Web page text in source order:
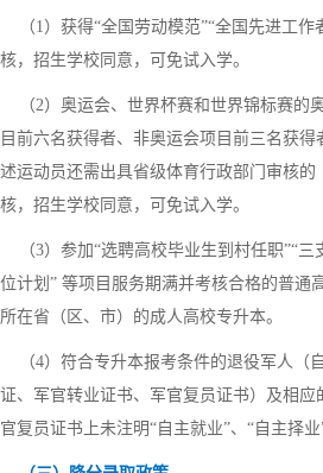
（1）获得“全国劳动模范”“全国先进工作
核，招生学校同意，可免试入学。
（2）奥运会、世界杯赛和世界锦标赛的
目前六名获得者、非奥运会项目前三名获
述运动员还需出具省级体育行政部门审核
核，招生学校同意，可免试入学。
（3）参加“选聘高校毕业生到村任职”“三
位计划” 等项目服务期满并考核合格的普通
所在省（区、市）的成人高校专升本。
（4）符合专升本报考条件的退役军人（
证、军官转业证书、军官复员证书）及相
官复员证书上未注明“自主就业”、“自主择